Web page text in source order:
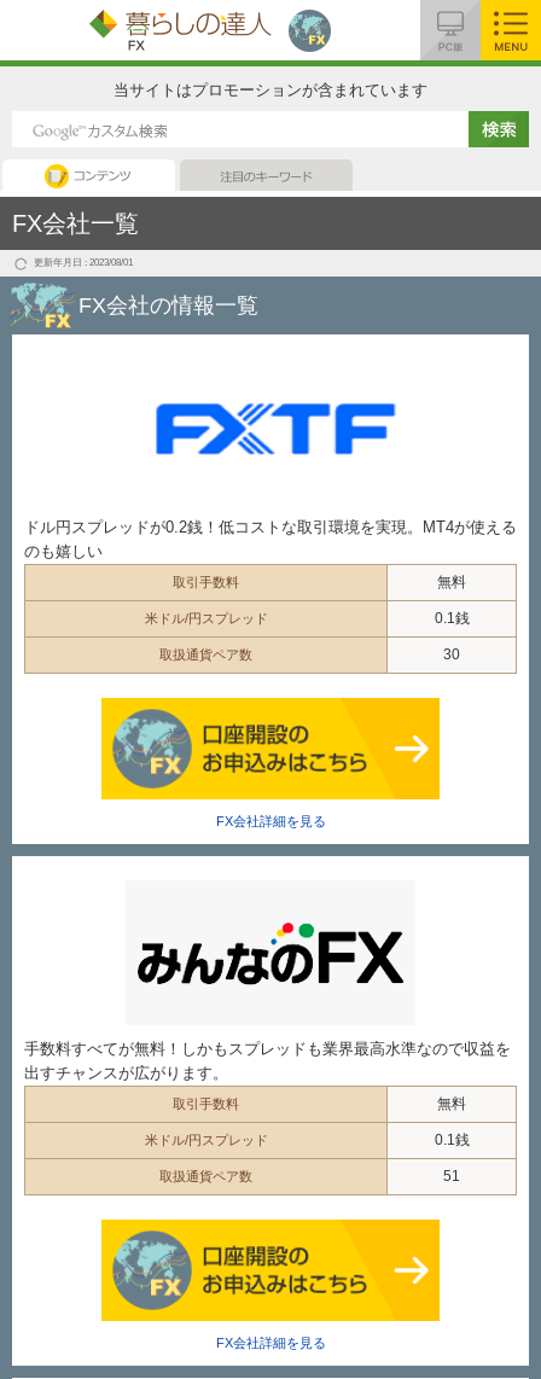
MENU
当サイトはプロモーションが含まれています
FX 注目のキーワード
FX会社一覧
更新年月日 : 2023/08/01
FX会社の情報一覧
ドル円スプレッドが0.2銭！低コストな取引環境を実現。MT4が使える
のも嬉しい
取引手数料 無料
米ドル/円スプレッド 0.1銭
取扱通貨ペア数 30
FX会社詳細を見る
手数料すべてが無料！しかもスプレッドも業界最高水準なので収益を
出すチャンスが広がります。
取引手数料 無料
米ドル/円スプレッド 0.1銭
取扱通貨ペア数 51
FX会社詳細を見る